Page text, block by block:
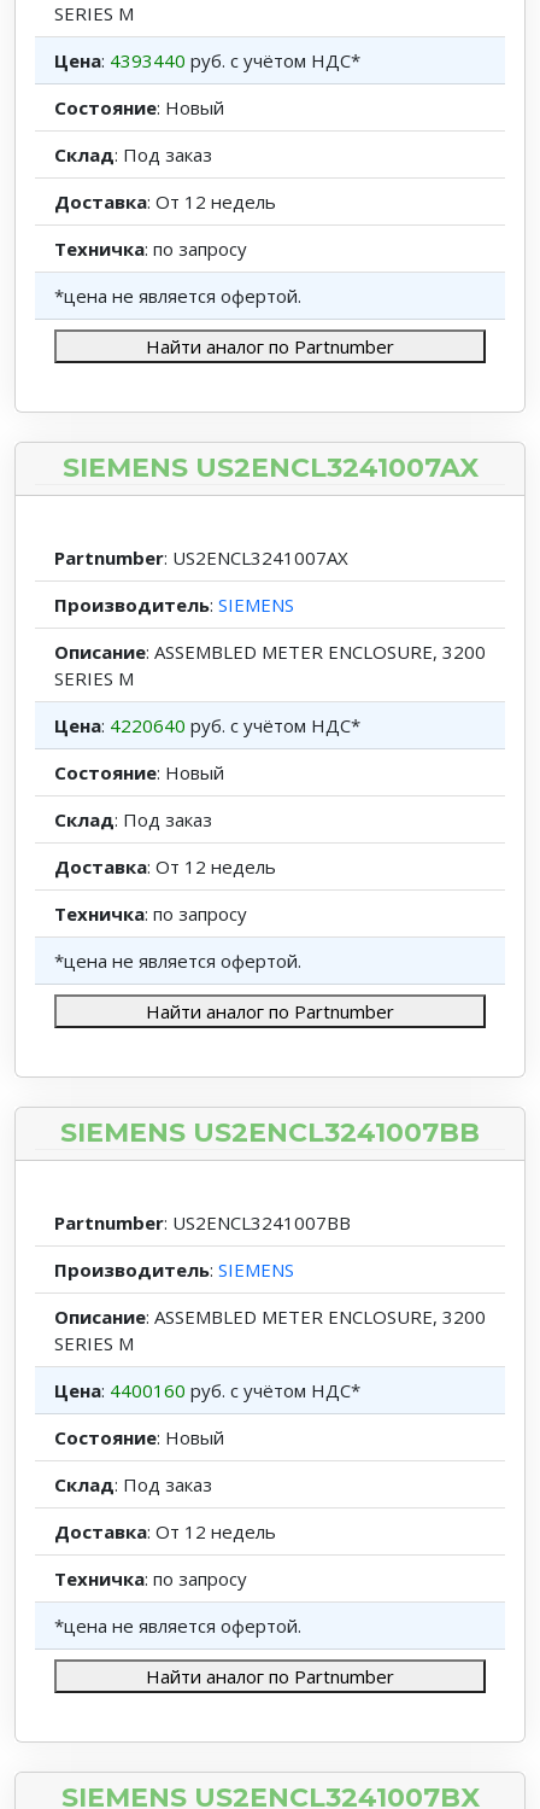
SERIES M
Цена: 4393440 руб. с учётом НДС*
Состояние: Новый
Склад: Под заказ
Доставка: От 12 недель
Техничка: по запросу
*цена не является офертой.
Найти аналог по Partnumber
SIEMENS US2ENCL3241007AX
Partnumber: US2ENCL3241007AX
Производитель: SIEMENS
Описание: ASSEMBLED METER ENCLOSURE, 3200
SERIES M
Цена: 4220640 руб. с учётом НДС*
Состояние: Новый
Склад: Под заказ
Доставка: От 12 недель
Техничка: по запросу
*цена не является офертой.
Найти аналог по Partnumber
SIEMENS US2ENCL3241007BB
Partnumber: US2ENCL3241007BB
Производитель: SIEMENS
Описание: ASSEMBLED METER ENCLOSURE, 3200
SERIES M
Цена: 4400160 руб. с учётом НДС*
Состояние: Новый
Склад: Под заказ
Доставка: От 12 недель
Техничка: по запросу
*цена не является офертой.
Найти аналог по Partnumber
SIEMENS US2ENCL3241007BX